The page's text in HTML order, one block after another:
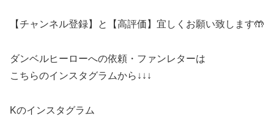
【チャンネル登録】と【高評価】宜しくお願い致します🤲
ダンベルヒーローへの依頼・ファンレターは
こちらのインスタグラムから↓↓↓
Kのインスタグラム